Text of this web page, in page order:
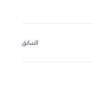
السابق